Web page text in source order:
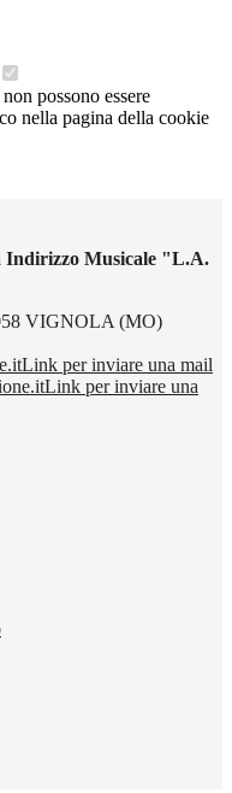
possono essere
nella pagina della cookie
Indirizzo Musicale "L.A.
VIGNOLA (MO)
Link per inviare una mail
Link per inviare una